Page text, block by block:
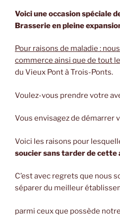
Voici une occasion spéciale
Brasserie en pleine
Pour raisons de maladie :
commerce ainsi que de tout
du Vieux Pont à Trois-Ponts.
Voulez-vous prendre votre
Vous envisagez de démarrer
Voici les raisons pour
soucier sans tarder de cette
C’est avec regrets que nous
séparer du meilleur
parmi ceux que possède